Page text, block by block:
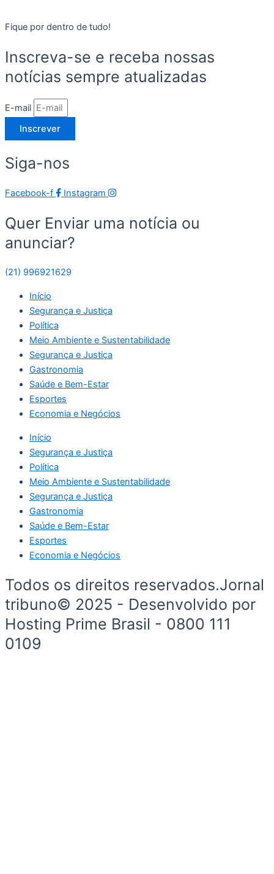
Fique por dentro de tudo!
Inscreva-se e receba nossas
notícias sempre atualizadas
E-mail
Inscrever
Siga-nos
Facebook-f Instagram
Quer Enviar uma notícia ou
anunciar?
(21) 996921629
Início
Segurança e Justiça
Política
Meio Ambiente e Sustentabilidade
Segurança e Justiça
Gastronomia
Saúde e Bem-Estar
Esportes
Economia e Negócios
Início
Segurança e Justiça
Política
Meio Ambiente e Sustentabilidade
Segurança e Justiça
Gastronomia
Saúde e Bem-Estar
Esportes
Economia e Negócios
Todos os direitos reservados.Jornal
tribuno© 2025 - Desenvolvido por
Hosting Prime Brasil - 0800 111
0109